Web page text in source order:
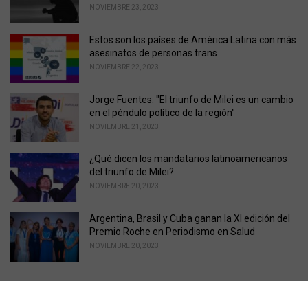
NOVIEMBRE 23, 2023
Estos son los países de América Latina con más
asesinatos de personas trans
NOVIEMBRE 22, 2023
Jorge Fuentes: "El triunfo de Milei es un cambio
en el péndulo político de la región"
NOVIEMBRE 21, 2023
¿Qué dicen los mandatarios latinoamericanos
del triunfo de Milei?
NOVIEMBRE 20, 2023
Argentina, Brasil y Cuba ganan la XI edición del
Premio Roche en Periodismo en Salud
NOVIEMBRE 20, 2023